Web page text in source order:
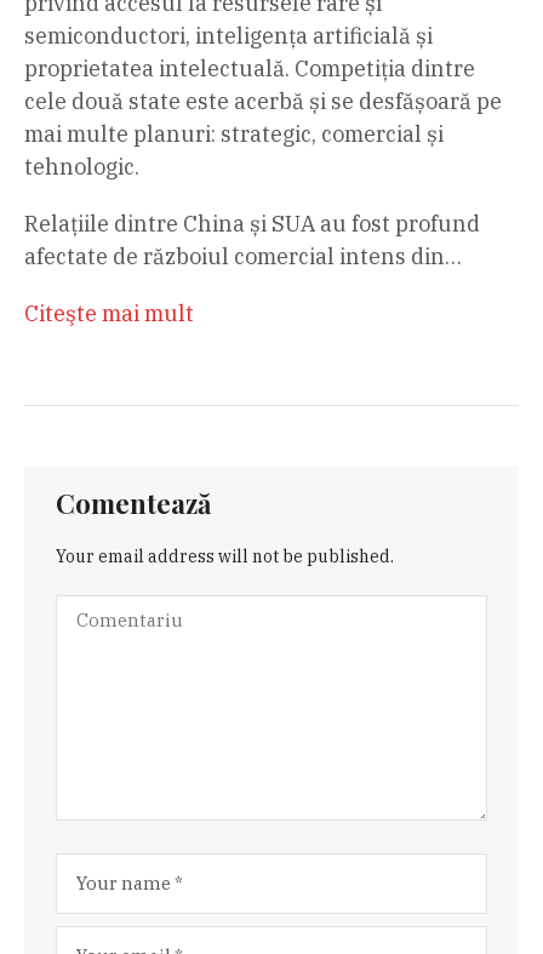
semiconductori, inteligența artificială și
proprietatea intelectuală. Competiția dintre
cele două state este acerbă și se desfășoară pe
mai multe planuri: strategic, comercial și
tehnologic.
Relațiile dintre China și SUA au fost profund
afectate de războiul comercial intens din…
Citeşte mai mult
Comentează
Your email address will not be published.